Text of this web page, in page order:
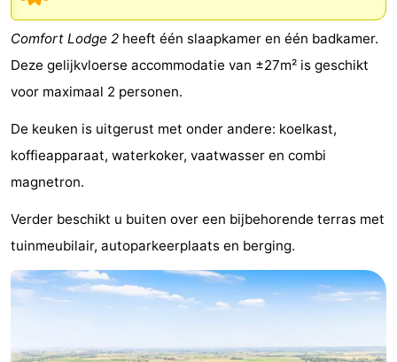
Nieuwpoort
-
aan
zee
Westende
Last
minutes
Strand
Zien
&
Bezienswaardigheden
Musea
Comfort Lodge 2 heeft één slaapkamer en één badkamer.
Deze gelijkvloerse accommodatie van ±27m² is geschikt
voor maximaal 2 personen.
De keuken is uitgerust met onder andere: koelkast,
koffieapparaat, waterkoker, vaatwasser en combi
magnetron.
Verder beschikt u buiten over een bijbehorende terras met
tuinmeubilair, autoparkeerplaats en berging.